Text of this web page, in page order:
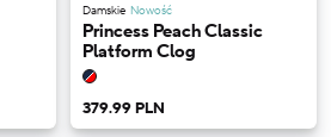
Damskie Nowość
Princess Peach Classic
Platform Clog
379.99 PLN